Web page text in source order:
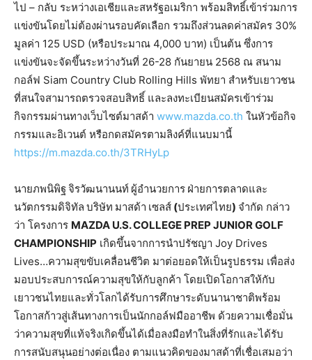
ไป – กลับ ระหว่างเอเชียและสหรัฐอเมริกา พร้อมสิทธิ์เข้าร่วมการ
แข่งขันโดยไม่ต้องผ่านรอบคัดเลือก รวมถึงส่วนลดค่าสมัคร 30%
มูลค่า 125 USD (หรือประมาณ 4,000 บาท) เป็นต้น ซึ่งการ
แข่งขันจะจัดขึ้นระหว่างวันที่ 26-28 กันยายน 2568 ณ สนาม
กอล์ฟ Siam Country Club Rolling Hills พัทยา สำหรับเยาวชน
ที่สนใจสามารถตรวจสอบสิทธิ์ และลงทะเบียนสมัครเข้าร่วม
กิจกรรมผ่านทางเว็บไซต์มาสด้า www.mazda.co.th ในหัวข้อกิจ
กรรมและอิเวนต์ หรือกดสมัครตามลิงค์ที่แนบมานี้
https://m.mazda.co.th/3TRHyLp
นายภพนิพิฐ จิรวัฒนานนท์ ผู้อำนวยการ ฝ่ายการตลาดและ
นวัตกรรมดิจิทัล บริษัท มาสด้า เซลส์ (ประเทศไทย) จำกัด กล่าว
ว่า โครงการ MAZDA U.S. COLLEGE PREP JUNIOR GOLF
CHAMPIONSHIP เกิดขึ้นจากการนำปรัชญา Joy Drives
Lives…ความสุขขับเคลื่อนชีวิต มาต่อยอดให้เป็นรูปธรรม เพื่อส่ง
มอบประสบการณ์ความสุขให้กับลูกค้า โดยเปิดโอกาสให้กับ
เยาวชนไทยและทั่วโลกได้รับการศึกษาระดับนานาชาติพร้อม
โอกาสก้าวสู่เส้นทางการเป็นนักกอล์ฟมืออาชีพ ด้วยความเชื่อมั่น
ว่าความสุขที่แท้จริงเกิดขึ้นได้เมื่อลงมือทำในสิ่งที่รักและได้รับ
การสนับสนุนอย่างต่อเนื่อง ตามแนวคิดของมาสด้าที่เชื่อเสมอว่า